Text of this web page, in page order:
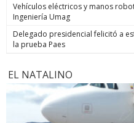
Vehículos eléctricos y manos
Ingeniería Umag
Delegado presidencial felicitó a
la prueba Paes
EL NATALINO